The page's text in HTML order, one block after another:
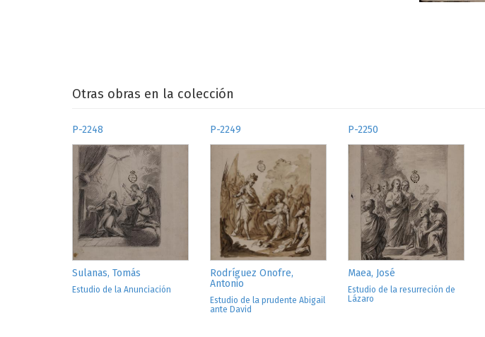
Otras obras en la colección
P-2248
Sulanas, Tomás
Estudio de la Anunciación
P-2249
Rodríguez Onofre,
Antonio
Estudio de la prudente Abigail
ante David
P-2250
Maea, José
Estudio de la resurreción de
Lázaro